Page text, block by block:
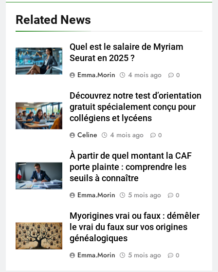
Related News
Quel est le salaire de Myriam
Seurat en 2025 ?
Emma.Morin
4 mois ago 0
Découvrez notre test d’orientation
gratuit spécialement conçu pour
collégiens et lycéens
Celine
4 mois ago 0
À partir de quel montant la CAF
porte plainte : comprendre les
seuils à connaître
Emma.Morin
5 mois ago 0
Myorigines vrai ou faux : démêler
le vrai du faux sur vos origines
généalogiques
Emma.Morin
5 mois ago 0